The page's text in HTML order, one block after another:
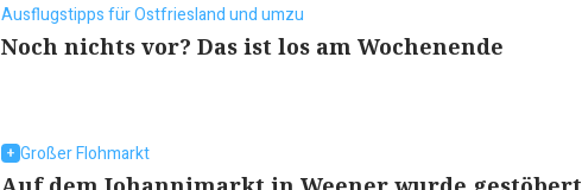
Ausflugstipps für Ostfriesland und umzu
Noch nichts vor? Das ist los am Wochenende
Großer Flohmarkt